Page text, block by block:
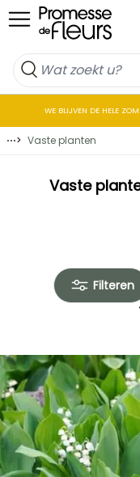
Skip to Content
WE BLIJVEN DE HELE
⋯> Vaste planten
Vaste
Filteren